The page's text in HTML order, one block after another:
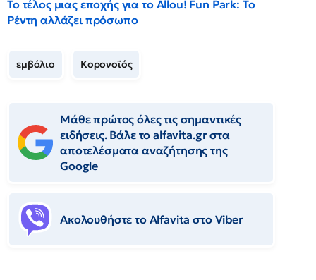
Το τέλος μιας εποχής για το Allou! Fun Park: Το
Ρέντη αλλάζει πρόσωπο
εμβόλιο Κορονοϊός
Μάθε πρώτος όλες τις σημαντικές
ειδήσεις. Βάλε το alfavita.gr στα
αποτελέσματα αναζήτησης της
Google
Ακολουθήστε το Αlfavita στο Viber